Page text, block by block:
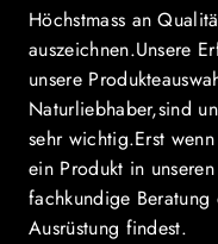
Höchstmass an
auszeichnen.Unsere
unsere
Naturliebhaber,sind
sehr wichtig.Erst
ein Produkt in
fachkundige
Ausrüstung findest.